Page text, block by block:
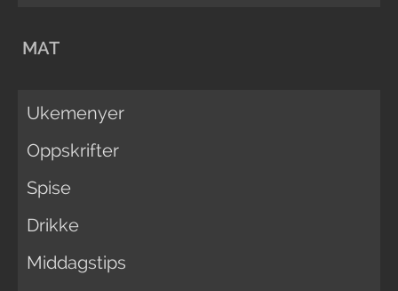
MAT
Ukemenyer
Oppskrifter
Spise
Drikke
Middagstips